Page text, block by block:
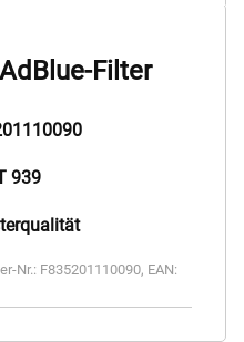
Filter
939
Nr.: F835201110090, EAN: